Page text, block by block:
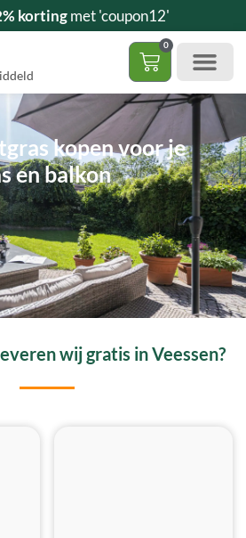
kortingmet 'coupon12'
0
kopen voor je
en balkon
wij gratis in Veessen?